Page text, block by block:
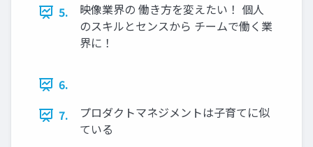
5.
映像業界の 働き方を変えたい！ 個人
のスキルとセンスから チームで働く業
界に！
6.
7.
プロダクトマネジメントは子育てに似
ている